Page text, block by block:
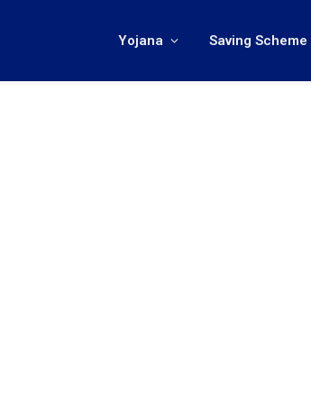
Yojana Saving Scheme